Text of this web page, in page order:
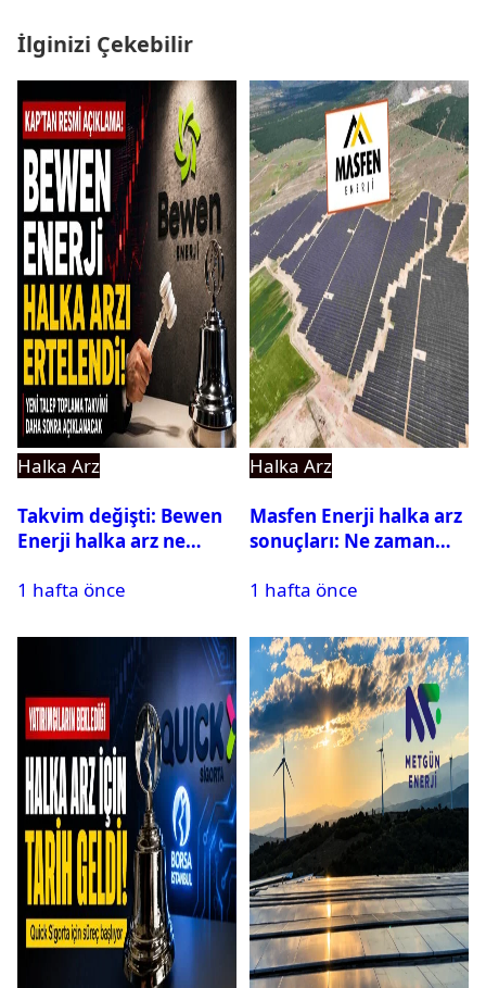
İlginizi Çekebilir
Halka Arz
Takvim değişti: Bewen
Enerji halka arz ne
1 hafta önce
Halka Arz
Masfen Enerji halka arz
sonuçları: Ne zaman
1 hafta önce